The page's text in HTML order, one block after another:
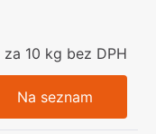
za 10 kg bez DPH
Na seznam